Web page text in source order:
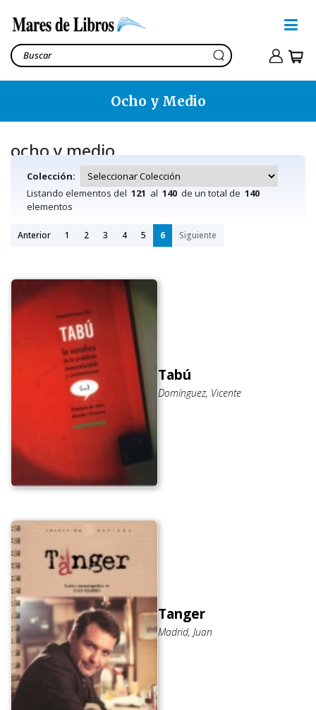
Ocho y Medio
ocho y medio
Colección:
Listando elementos del 121 al 140 de un total de 140
elementos
Anterior 1 2 3 4 5 6 Siguiente
Tabú
Domínguez, Vicente
Tanger
Madrid, Juan